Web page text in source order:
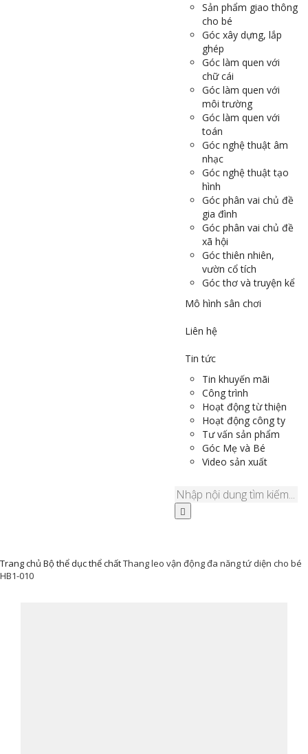
Sản phẩm giao thông
cho bé
Góc xây dựng, lắp
ghép
Góc làm quen với
chữ cái
Góc làm quen với
môi trường
Góc làm quen với
toán
Góc nghệ thuật âm
nhạc
Góc nghệ thuật tạo
hình
Góc phân vai chủ đề
gia đình
Góc phân vai chủ đề
xã hội
Góc thiên nhiên,
vườn cổ tích
Góc thơ và truyện kể
Mô hình sân chơi
Liên hệ
Tin tức
Tin khuyến mãi
Công trình
Hoạt động từ thiện
Hoạt động công ty
Tư vấn sản phẩm
Góc Mẹ và Bé
Video sản xuất
Trang chủ Bộ thể dục thể chấtThang leo vận động đa năng tứ diện cho bé
HB1-010